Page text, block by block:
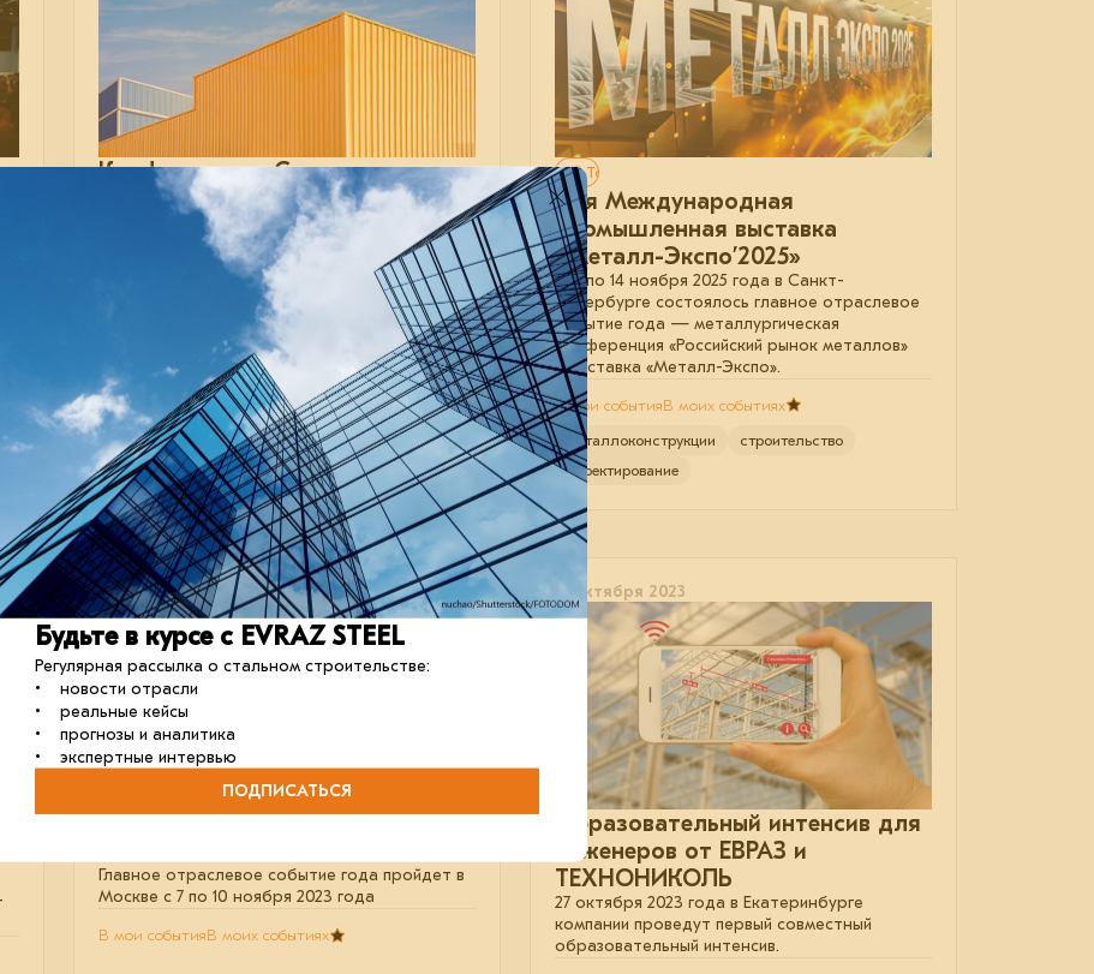
Конференция «Склады
с «Коммерсантом»
18 февраля 2026 года в Москве соберутся
эксперты, чтобы обсудить ландшафт
и драйверы роста складского рынка.
В моих событиях
отрасль бизнес склад
Только для авторизованных
31-я Международная
промышленная выставка
«Металл-Экспо’2025»
С 11 по 14 ноября 2025 года в Санкт-
Петербурге состоялось главное отраслевое
событие года — металлургическая
конференция «Российский рынок металлов»
и выставка «Металл-Экспо».
В мои событияВ моих событиях
металлоконструкции
строительство
проектирование
02 ноября 2023
Международная промышленная
Главное отраслевое событие года пройдет в
Москве с 7 по 10 ноября 2023 года
В мои событияВ моих событиях
17 октября 2023
Образовательный интенсив для
инженеров от ЕВРАЗ и
ТЕХНОНИКОЛЬ
27 октября 2023 года в Екатеринбурге
компании проведут первый совместный
образовательный интенсив.
Будьте в курсе с EVRAZ STEEL
Регулярная рассылка о стальном строительстве:
• новости отрасли
• реальные кейсы
• прогнозы и аналитика
• экспертные интервью
ПОДПИСАТЬСЯ